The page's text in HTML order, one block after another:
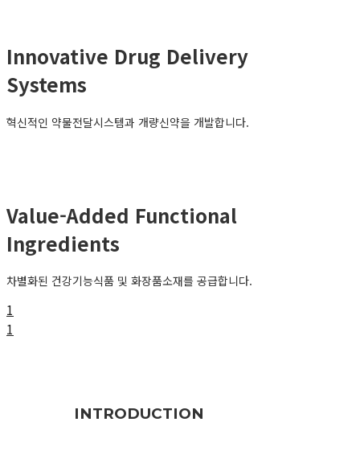
Innovative Drug Delivery
Systems
혁신적인 약물전달시스템과 개량신약을 개발합니다.
Value-Added Functional
Ingredients
차별화된 건강기능식품 및 화장품소재를 공급합니다.
1
1
INTRODUCTION